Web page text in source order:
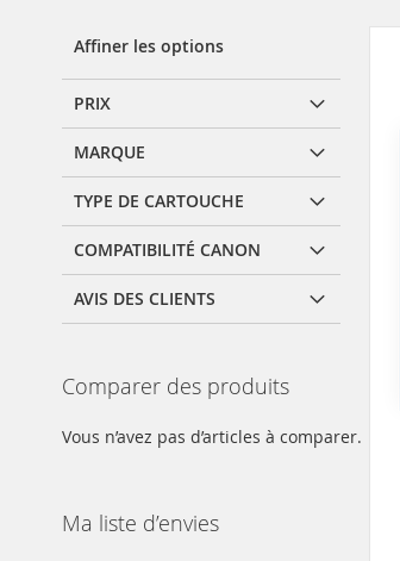
Affiner les options
PRIX
MARQUE
TYPE DE CARTOUCHE
COMPATIBILITÉ CANON
AVIS DES CLIENTS
Comparer des produits
Vous n’avez pas d’articles à comparer.
Ma liste d’envies